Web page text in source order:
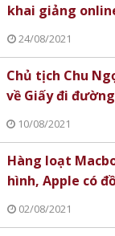
khai giảng
24/08/2021
Chủ tịch Chu
về Giấy đi
10/08/2021
Hàng loạt
hình, Apple có
02/08/2021